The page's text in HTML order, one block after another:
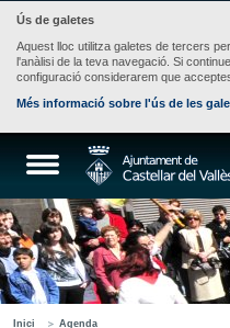
Ús de galetes
Aquest lloc utilitza galetes de tercers
l'anàlisi de la teva navegació. Si
configuració considerarem que
Més informació sobre l'ús de les
Inici Agenda